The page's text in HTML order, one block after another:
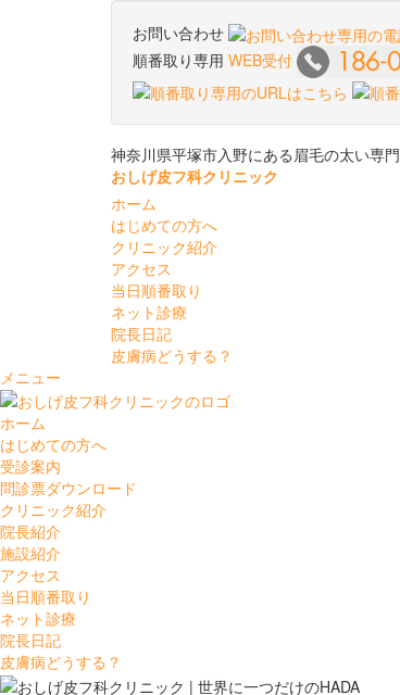
お問い合わせ
順番取り専用 WEB受付
神奈川県平塚市入野にある眉毛の太い専
おしげ皮フ科クリニック
ホーム
はじめての方へ
クリニック紹介
アクセス
当日順番取り
ネット診療
院長日記
皮膚病どうする？
メニュー
ホーム
はじめての方へ
受診案内
問診票ダウンロード
クリニック紹介
院長紹介
施設紹介
アクセス
当日順番取り
ネット診療
院長日記
皮膚病どうする？